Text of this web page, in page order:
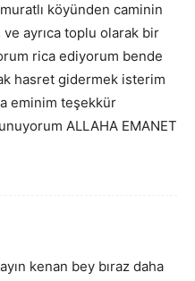
köyünden caminin
ayrıca toplu olarak bir
rica ediyorum bende
hasret gidermek isterim
eminim teşekkür
ALLAHA EMANET
kenan bey bıraz daha